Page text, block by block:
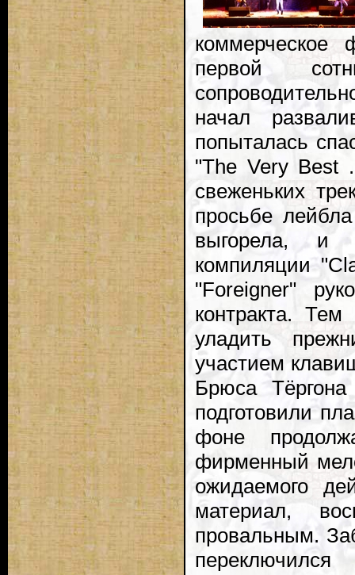
коммерческое
первой
начал
попыталась
"The Very Best
свеженьких
просьбе
выгорела, и
компиляции
"Foreigner"
контракта.
уладить
участием
Брюса
подготовили
фоне
фирменный
ожидаемого
материал,
провальным.